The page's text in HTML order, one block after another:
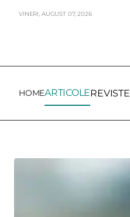
VINERI, AUGUST 07,2026
HOMEARTICOLEREVISTE